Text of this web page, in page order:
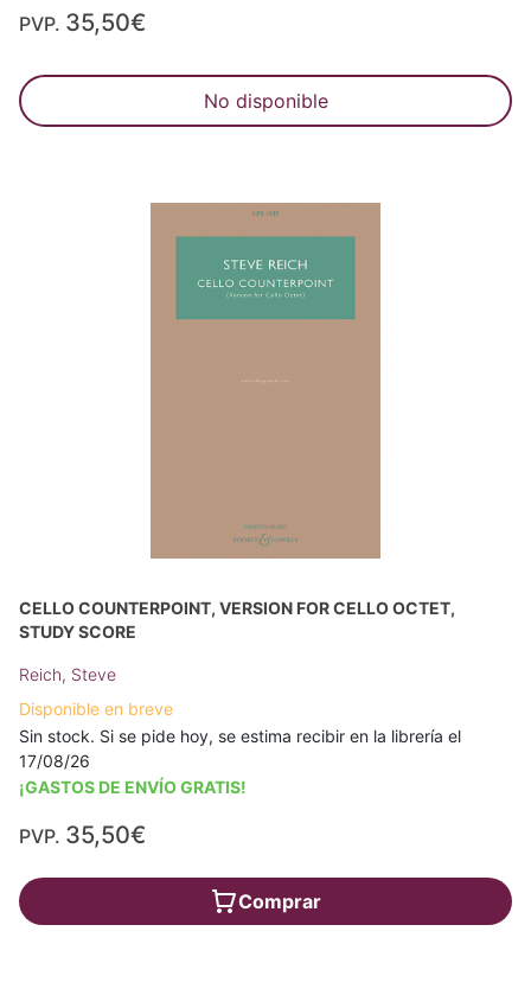
PVP. 35,50€
No disponible
CELLO COUNTERPOINT, VERSION FOR CELLO OCTET,
STUDY SCORE
Reich, Steve
Disponible en breve
Sin stock. Si se pide hoy, se estima recibir en la librería el
17/08/26
¡GASTOS DE ENVÍO GRATIS!
PVP. 35,50€
Comprar